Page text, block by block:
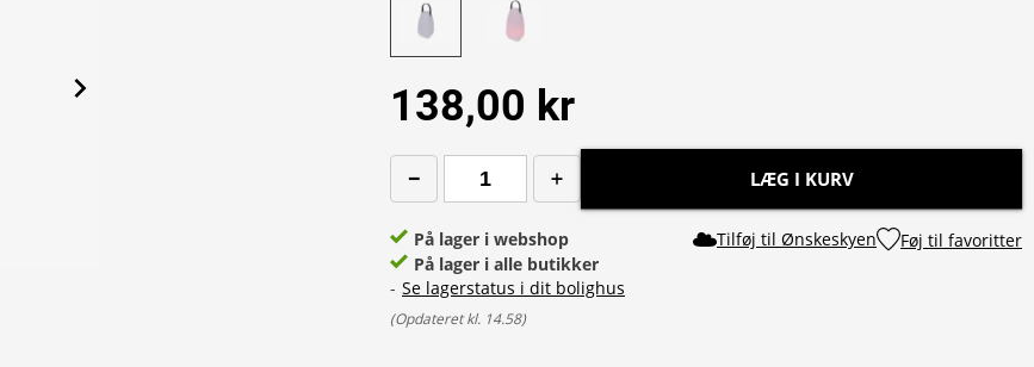
138,00 kr
LÆG I KURV
På lager i webshop
På lager i alle butikker
- Se lagerstatus i dit bolighus
(Opdateret kl. 14.58)
Tilføj til Ønskeskyen Føj til favoritter